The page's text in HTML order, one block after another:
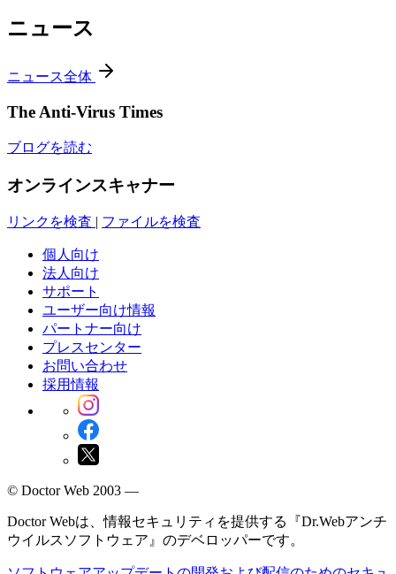
ニュース
ニュース全体
The Anti-Virus Times
ブログを読む
オンラインスキャナー
リンクを検査 | ファイルを検査
個人向け
法人向け
サポート
ユーザー向け情報
パートナー向け
プレスセンター
お問い合わせ
採用情報
© Doctor Web 2003 —
Doctor Webは、情報セキュリティを提供する『Dr.Webアンチ
ウイルスソフトウェア』のデベロッパーです。